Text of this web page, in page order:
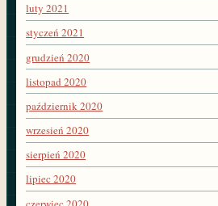
luty 2021
styczeń 2021
grudzień 2020
listopad 2020
październik 2020
wrzesień 2020
sierpień 2020
lipiec 2020